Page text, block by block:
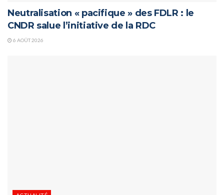
Neutralisation « pacifique » des FDLR : le
CNDR salue l’initiative de la RDC
6 AOÛT 2026